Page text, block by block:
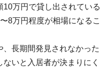
10万円で貸し出されている
8万円程度が相場になるこ
長期間発見されなかった
いと入居者が決まりにく